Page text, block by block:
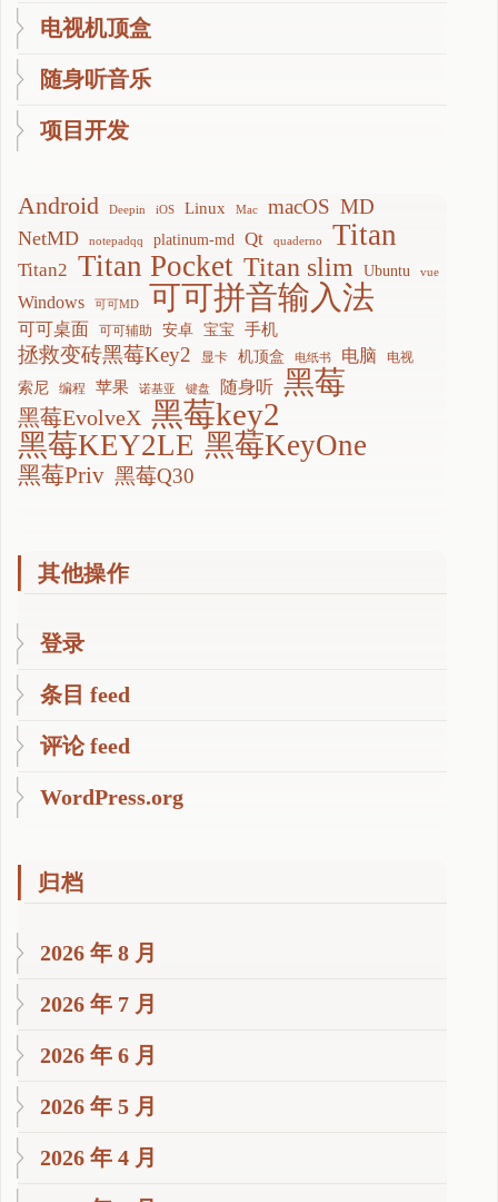
电视机顶盒
随身听音乐
项目开发
Android Deepin iOS Linux Mac macOS MD
NetMD notepadqq platinum-md Qt quaderno Titan
Titan2 Titan Pocket Titan slim Ubuntu vue
Windows 可可MD 可可拼音输入法
可可桌面 可可辅助 安卓 宝宝 手机
拯救变砖黑莓Key2 显卡 机顶盒 电纸书 电脑 电视
索尼 编程 苹果 诺基亚 键盘 随身听 黑莓
黑莓EvolveX 黑莓key2
黑莓KEY2LE 黑莓KeyOne
黑莓Priv 黑莓Q30
其他操作
登录
条目 feed
评论 feed
WordPress.org
归档
2026 年 8 月
2026 年 7 月
2026 年 6 月
2026 年 5 月
2026 年 4 月